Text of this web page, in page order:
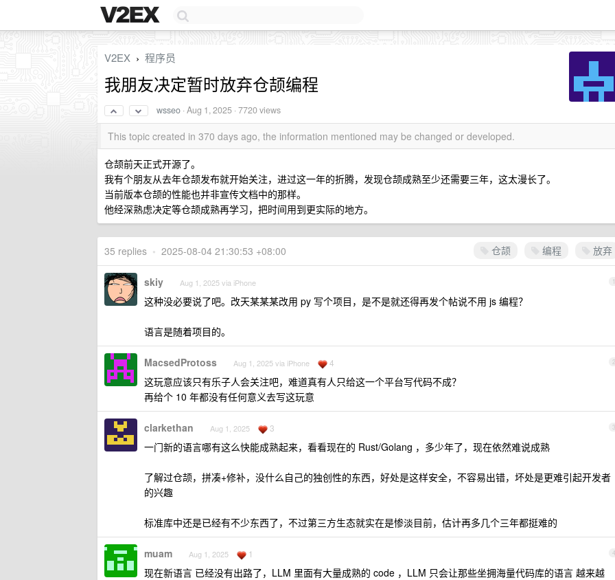
V2EX › 程序员
我朋友决定暂时放弃仓颉编程
wsseo ·Aug 1, 2025 · 7720 views
This topic created in 370 days ago, the information mentioned may be changed or developed.
仓颉前天正式开源了。
我有个朋友从去年仓颉发布就开始关注，进过这一年的折腾，发现仓颉成熟至少还需要三年，这太漫长了。
当前版本仓颉的性能也并非宣传文档中的那样。
他经深熟虑决定等仓颉成熟再学习，把时间用到更实际的地方。
仓颉 编程 放弃
35 replies • 2025-08-04 21:30:53 +08:00
1
skiy Aug 1, 2025 via iPhone
这种没必要说了吧。改天某某某改用 py 写个项目，是不是就还得再发个帖说不用 js 编程？
语言是随着项目的。
2
MacsedProtoss Aug 1, 2025 via iPhone 4
这玩意应该只有乐子人会关注吧，难道真有人只给这一个平台写代码不成？
再给个 10 年都没有任何意义去写这玩意
3
clarkethan Aug 1, 2025 3
一门新的语言哪有这么快能成熟起来，看看现在的 Rust/Golang ，多少年了，现在依然难说成熟
了解过仓颉，拼凑+修补，没什么自己的独创性的东西，好处是这样安全，不容易出错，坏处是更难引起开发者
的兴趣
标准库中还是已经有不少东西了，不过第三方生态就实在是惨淡目前，估计再多几个三年都挺难的
4
muam Aug 1, 2025 1
现在新语言 已经没有出路了，LLM 里面有大量成熟的 code ，LLM 只会让那些坐拥海量代码库的语言 越来越